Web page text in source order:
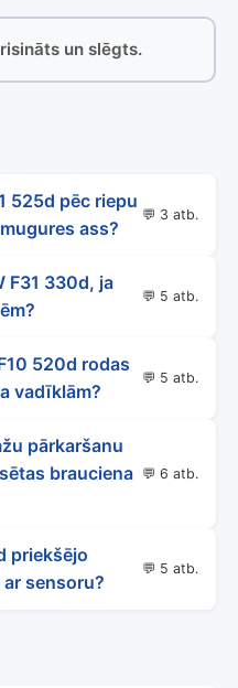
un slēgts.
525d pēc riepu
ass?
💬 3 atb.
F31 330d, ja
💬 5 atb.
520d rodas
vadīklām?
💬 5 atb.
pārkaršanu
brauciena
💬 6 atb.
priekšējo
sensoru?
💬 5 atb.